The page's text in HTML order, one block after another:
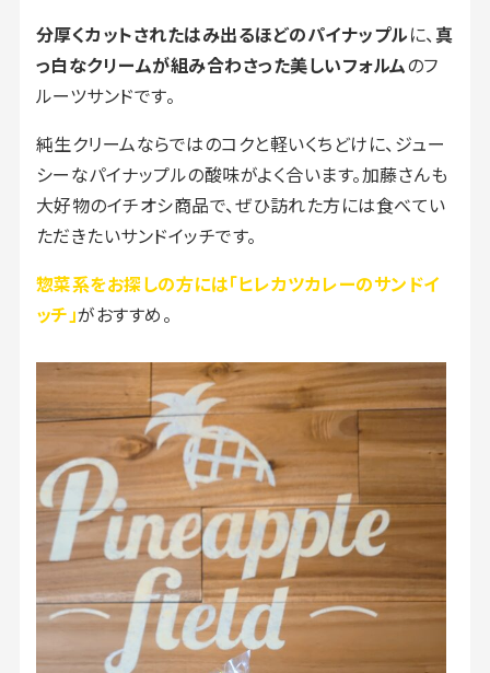
分厚くカットされたはみ出るほどのパイナップルに、真
っ白なクリームが組み合わさった美しいフォルムのフ
ルーツサンドです。
純生クリームならではのコクと軽いくちどけに、ジュー
シーなパイナップルの酸味がよく合います。加藤さんも
大好物のイチオシ商品で、ぜひ訪れた方には食べてい
ただきたいサンドイッチです。
惣菜系をお探しの方には「ヒレカツカレーのサンドイ
ッチ」がおすすめ。